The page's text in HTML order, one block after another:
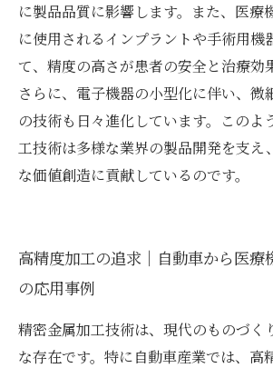
に製品品質に影響します。また、医療
に使用されるインプラントや手術用機
て、精度の高さが患者の安全と治療効
さらに、電子機器の小型化に伴い、微
の技術も日々進化しています。このよ
工技術は多様な業界の製品開発を支え
な価値創造に貢献しているのです。
高精度加工の追求｜自動車から医療
の応用事例
精密金属加工技術は、現代のものづく
な存在です。特に自動車産業では、高